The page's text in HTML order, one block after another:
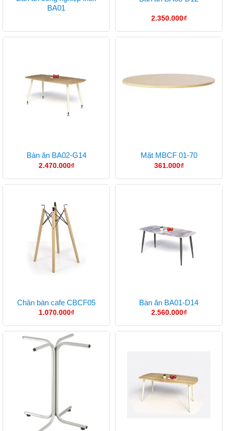
BA01
2.350.000₫
Bàn ăn BA02-G14
2.470.000₫
Mặt MBCF 01-70
361.000₫
Chân bàn cafe CBCF05
1.070.000₫
Bàn ăn BA01-D14
2.560.000₫